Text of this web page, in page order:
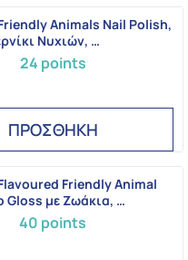
24 points
Animals Nail Polish,
Νυχιών, …
ΠΡΟΣΘΗΚΗ
40 points
Friendly Animal
Gloss με Ζωάκια, …